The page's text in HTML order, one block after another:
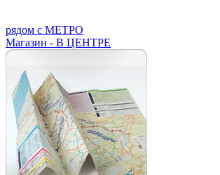
рядом с МЕТРО
Магазин - В ЦЕНТРЕ